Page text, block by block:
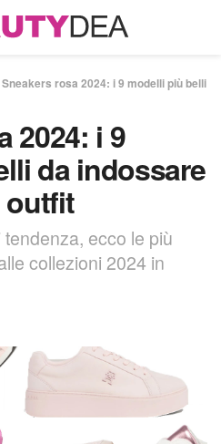
Sneakers rosa 2024: i 9 modelli più belli
2024: i 9
da indossare
outfit
ecco le più
collezioni 2024 in